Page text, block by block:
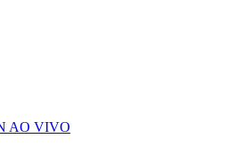
AO VIVO